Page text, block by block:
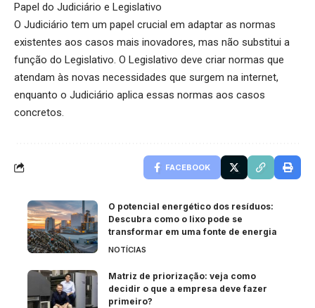
Papel do Judiciário e Legislativo
O Judiciário tem um papel crucial em adaptar as normas
existentes aos casos mais inovadores, mas não substitui a
função do Legislativo. O Legislativo deve criar normas que
atendam às novas necessidades que surgem na internet,
enquanto o Judiciário aplica essas normas aos casos
concretos.
FACEBOOK
O potencial energético dos resíduos:
Descubra como o lixo pode se
transformar em uma fonte de energia
NOTÍCIAS
Matriz de priorização: veja como
decidir o que a empresa deve fazer
primeiro?